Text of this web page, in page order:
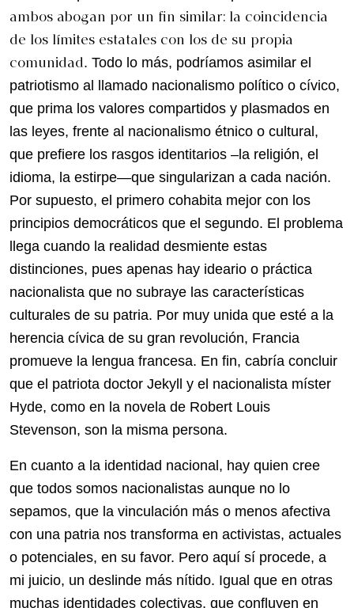
ambos abogan por un fin similar: la coincidencia
de los límites estatales con los de su propia
comunidad. Todo lo más, podríamos asimilar el
patriotismo al llamado nacionalismo político o cívico,
que prima los valores compartidos y plasmados en
las leyes, frente al nacionalismo étnico o cultural,
que prefiere los rasgos identitarios –la religión, el
idioma, la estirpe—que singularizan a cada nación.
Por supuesto, el primero cohabita mejor con los
principios democráticos que el segundo. El problema
llega cuando la realidad desmiente estas
distinciones, pues apenas hay ideario o práctica
nacionalista que no subraye las características
culturales de su patria. Por muy unida que esté a la
herencia cívica de su gran revolución, Francia
promueve la lengua francesa. En fin, cabría concluir
que el patriota doctor Jekyll y el nacionalista míster
Hyde, como en la novela de Robert Louis
Stevenson, son la misma persona.
En cuanto a la identidad nacional, hay quien cree
que todos somos nacionalistas aunque no lo
sepamos, que la vinculación más o menos afectiva
con una patria nos transforma en activistas, actuales
o potenciales, en su favor. Pero aquí sí procede, a
mi juicio, un deslinde más nítido. Igual que en otras
muchas identidades colectivas, que confluyen en